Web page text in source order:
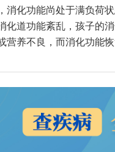
消化功能尚处于满负荷
化道功能紊乱，孩子的
营养不良，而消化功能